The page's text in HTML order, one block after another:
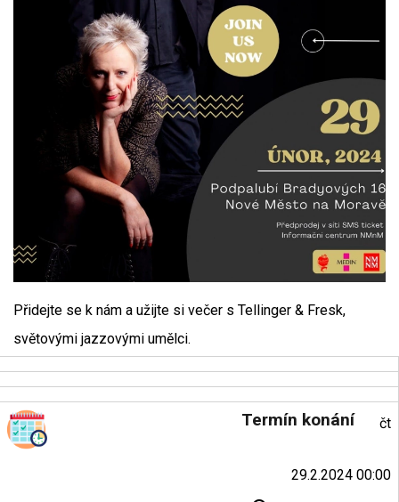
Přidejte se k nám a užijte si večer s Tellinger & Fresk,
světovými jazzovými umělci.
Termín konání čt
29.2.2024 00:00